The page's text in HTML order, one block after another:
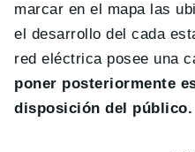
marcar en el mapa las
el desarrollo del cada
red eléctrica posee una
poner posteriormente
disposición del público.